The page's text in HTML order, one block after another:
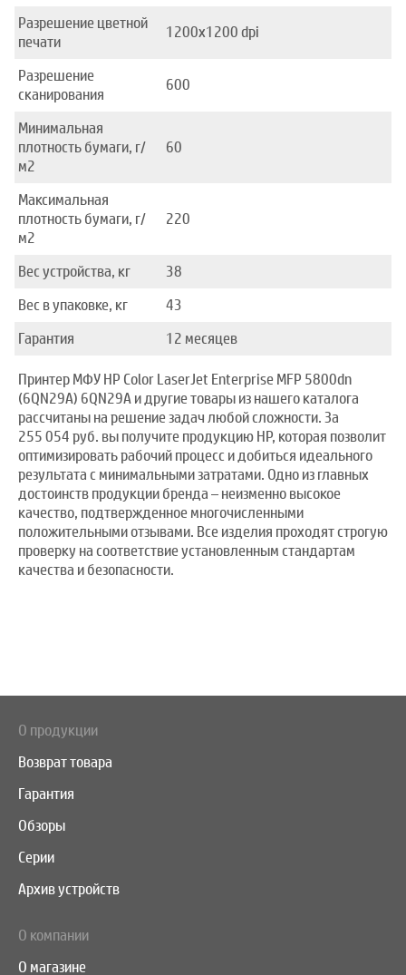
Разрешение цветной
печати
1200x1200 dpi
Разрешение
сканирования
600
Минимальная
плотность бумаги, г/
м2
60
Максимальная
плотность бумаги, г/
м2
220
Вес устройства, кг
38
Вес в упаковке, кг
43
Гарантия
12 месяцев
Принтер МФУ HP Color LaserJet Enterprise MFP 5800dn
(6QN29A) 6QN29A и другие товары из нашего каталога
рассчитаны на решение задач любой сложности. За
255 054 руб. вы получите продукцию HP, которая позволит
оптимизировать рабочий процесс и добиться идеального
результата с минимальными затратами. Одно из главных
достоинств продукции бренда – неизменно высокое
качество, подтвержденное многочисленными
положительными отзывами. Все изделия проходят строгую
проверку на соответствие установленным стандартам
качества и безопасности.
О продукции
Возврат товара
Гарантия
Обзоры
Серии
Архив устройств
О компании
О магазине